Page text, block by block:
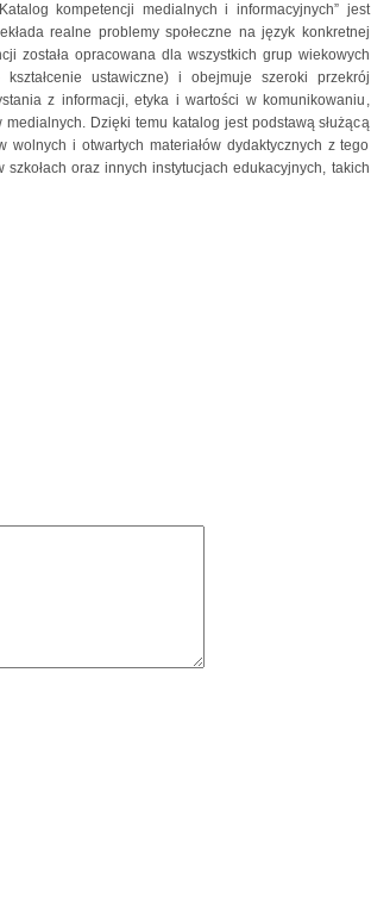
kompetencji medialnych i informacyjnych” jest
realne problemy społeczne na język konkretnej
została opracowana dla wszystkich grup wiekowych
ustawiczne) i obejmuje szeroki przekrój
z informacji, etyka i wartości w komunikowaniu,
Dzięki temu katalog jest podstawą służącą
wolnych i otwartych materiałów dydaktycznych z tego
oraz innych instytucjach edukacyjnych, takich